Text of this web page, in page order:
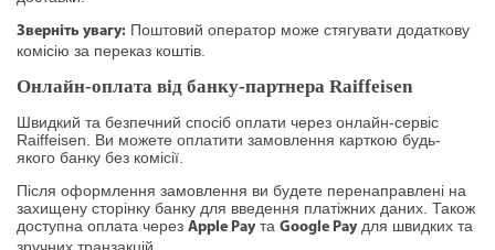
Зверніть увагу: Поштовий оператор може стягувати додаткову
комісію за переказ коштів.
Онлайн-оплата від банку-партнера Raiffeisen
Швидкий та безпечний спосіб оплати через онлайн-сервіс
Raiffeisen. Ви можете оплатити замовлення карткою будь-
якого банку без комісії.
Після оформлення замовлення ви будете перенаправлені на
захищену сторінку банку для введення платіжних даних. Також
доступна оплата через Apple Pay та Google Pay для швидких та
зручних транзакцій.